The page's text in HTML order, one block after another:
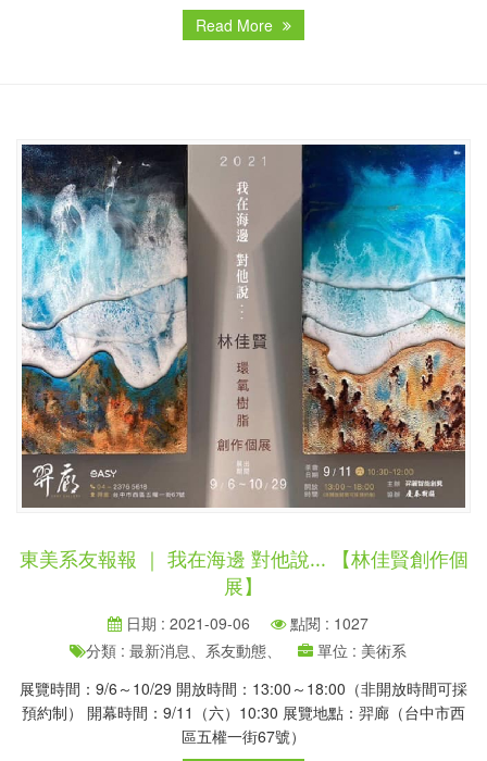
Read More
東美系友報報 ｜ 我在海邊 對他說... 【林佳賢創作個
展】
日期 : 2021-09-06
點閱 : 1027
分類 : 最新消息、系友動態、
單位 : 美術系
展覽時間：9/6～10/29 開放時間：13:00～18:00（非開放時間可採
預約制） 開幕時間：9/11（六）10:30 展覽地點：羿廊（台中市西
區五權一街67號）